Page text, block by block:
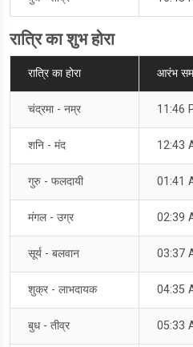
रात्रि का शुभ होरा
रात्रि का होरा आरंभ
चंद्रमा - नम्र 11:46
शनि - मंद 12:43
गुरु - फलदायी 01:41
मंगल - उग्र 02:39
सूर्य - बलवान 03:37
शुक्र - लाभदायक 04:35
बुध - तीव्र 05:33